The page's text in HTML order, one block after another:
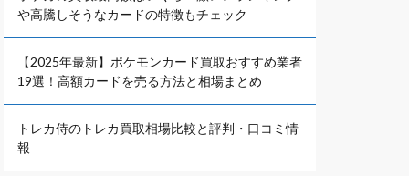
や高騰しそうなカードの特徴もチェック
【2025年最新】ポケモンカード買取おすすめ業者
19選！高額カードを売る方法と相場まとめ
トレカ侍のトレカ買取相場比較と評判・口コミ情
報